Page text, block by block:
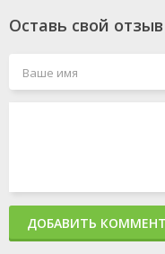
Оставь свой отзыв
ДОБАВИТЬ